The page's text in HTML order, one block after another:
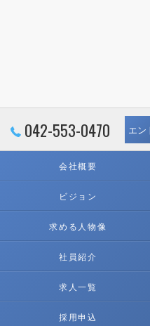
042-553-0470 エン
会社概要
ビジョン
求める人物像
社員紹介
求人一覧
採用申込